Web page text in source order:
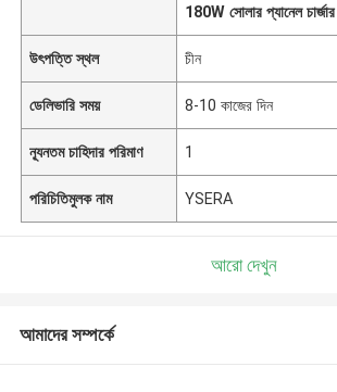
180W সোলার প্যানেল চার্জার
উৎপত্তি স্থল চীন
ডেলিভারি সময় 8-10 কাজের দিন
ন্যূনতম চাহিদার পরিমাণ 1
পরিচিতিমুলক নাম YSERA
আরো দেখুন
আমাদের সম্পর্কে